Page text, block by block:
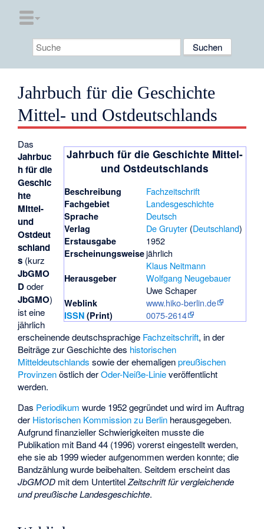
Jahrbuch für die Geschichte
Mittel- und Ostdeutschlands
Jahrbuch für die Geschichte Mittel-
und Ostdeutschlands
Beschreibung Fachzeitschrift
Fachgebiet Landesgeschichte
Sprache Deutsch
Verlag De Gruyter(Deutschland)
Erstausgabe 1952
Erscheinungsweisejährlich
Herausgeber
Klaus Neitmann
Wolfgang Neugebauer
Uwe Schaper
Weblink www.hiko-berlin.de
ISSN(Print) 0075-2614
Das
Jahrbuc
h für die
Geschic
hte
Mittel-
und
Ostdeut
schland
s (kurz
JbGMO
Doder
JbGMO)
ist eine
jährlich
erscheinende deutschsprachige Fachzeitschrift, in der
Beiträge zur Geschichte des historischen
Mitteldeutschlands sowie der ehemaligenpreußischen
Provinzenöstlich derOder-Neiße-Linieveröffentlicht
werden.
Das Periodikum wurde 1952 gegründet und wird im Auftrag
der Historischen Kommission zu Berlin herausgegeben.
Aufgrund finanzieller Schwierigkeiten musste die
Publikation mit Band 44 (1996) vorerst eingestellt werden,
ehe sie ab 1999 wieder aufgenommen werden konnte; die
Bandzählung wurde beibehalten. Seitdem erscheint das
JbGMOD mit dem UntertitelZeitschrift für vergleichende
und preußische Landesgeschichte.